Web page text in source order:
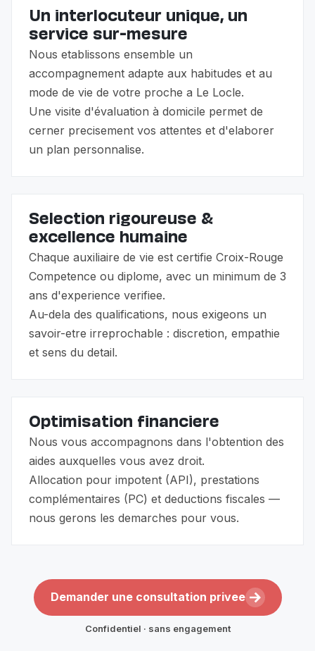
Un interlocuteur unique, un
service sur-mesure
Nous etablissons ensemble un
accompagnement adapte aux habitudes et au
mode de vie de votre proche a Le Locle.
Une visite d'évaluation à domicile permet de
cerner precisement vos attentes et d'elaborer
un plan personnalise.
Selection rigoureuse &
excellence humaine
Chaque auxiliaire de vie est certifie Croix-Rouge
Competence ou diplome, avec un minimum de 3
ans d'experience verifiee.
Au-dela des qualifications, nous exigeons un
savoir-etre irreprochable : discretion, empathie
et sens du detail.
Optimisation financiere
Nous vous accompagnons dans l'obtention des
aides auxquelles vous avez droit.
Allocation pour impotent (API), prestations
complémentaires (PC) et deductions fiscales —
nous gerons les demarches pour vous.
Demander une consultation privee
Confidentiel · sans engagement